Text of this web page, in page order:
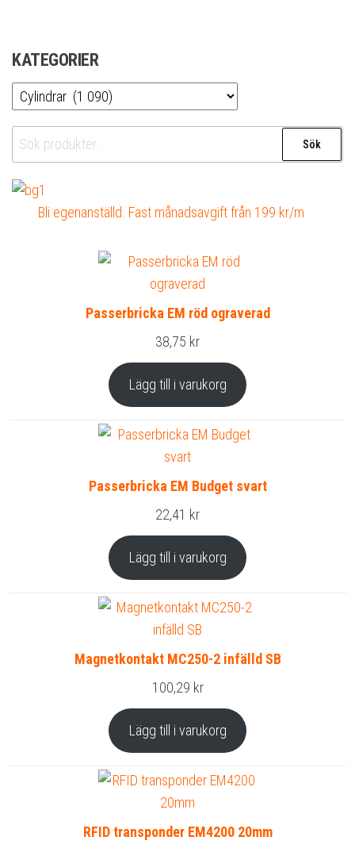
KATEGORIER
Sök
efter:
Sök
Bli egenanställd. Fast månadsavgift från 199 kr/m
Passerbricka EM röd ograverad
38,75 kr
Lägg till i varukorg
Passerbricka EM Budget svart
22,41 kr
Lägg till i varukorg
Magnetkontakt MC250-2 infälld SB
100,29 kr
Lägg till i varukorg
RFID transponder EM4200 20mm